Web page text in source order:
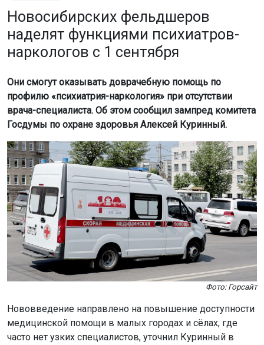
Новосибирских фельдшеров
наделят функциями психиатров-
наркологов с 1 сентября
Они смогут оказывать доврачебную помощь по
профилю «психиатрия-наркология» при отсутствии
врача-специалиста. Об этом сообщил зампред комитета
Госдумы по охране здоровья Алексей Куринный.
Фото: Горсайт
Нововведение направлено на повышение доступности
медицинской помощи в малых городах и сёлах, где
часто нет узких специалистов, уточнил Куринный в